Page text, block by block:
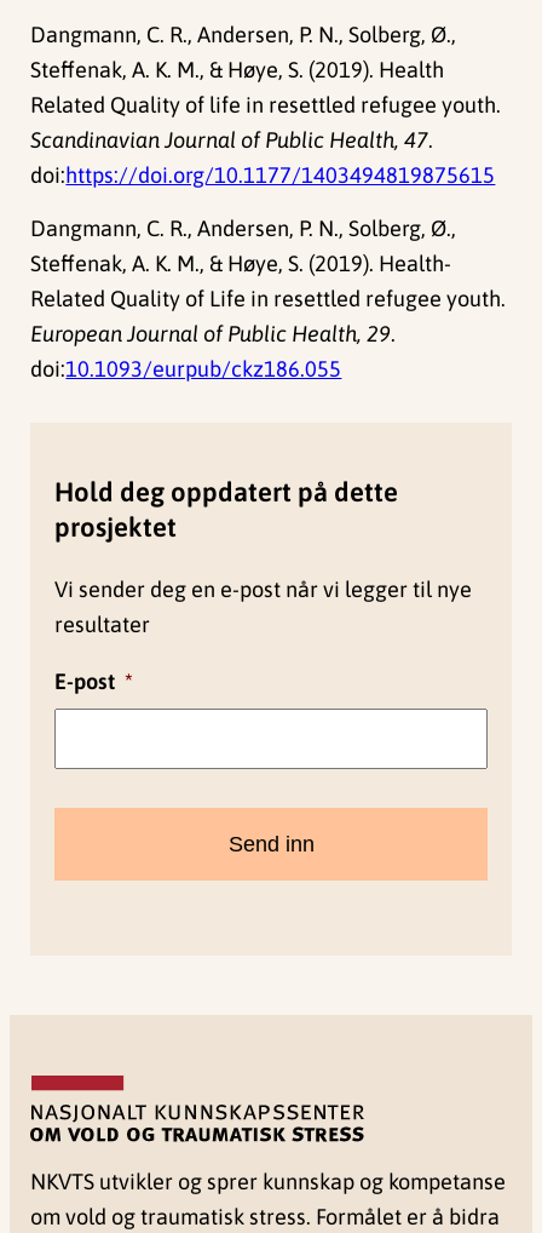
Dangmann, C. R., Andersen, P. N., Solberg, Ø.,
Steffenak, A. K. M., & Høye, S. (2019). Health
Related Quality of life in resettled refugee youth.
Scandinavian Journal of Public Health, 47.
doi:https://doi.org/10.1177/1403494819875615
Dangmann, C. R., Andersen, P. N., Solberg, Ø.,
Steffenak, A. K. M., & Høye, S. (2019). Health-
Related Quality of Life in resettled refugee youth.
European Journal of Public Health, 29.
doi:10.1093/eurpub/ckz186.055
Hold deg oppdatert på dette
prosjektet
Vi sender deg en e-post når vi legger til nye
resultater
E-post *
NKVTS utvikler og sprer kunnskap og kompetanse
om vold og traumatisk stress. Formålet er å bidra